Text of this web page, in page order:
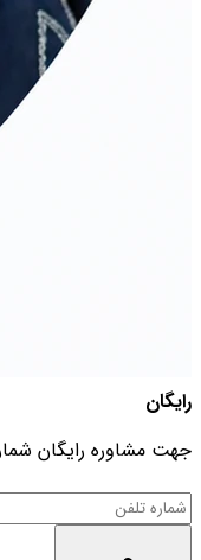
رایگان
جهت مشاوره رایگان